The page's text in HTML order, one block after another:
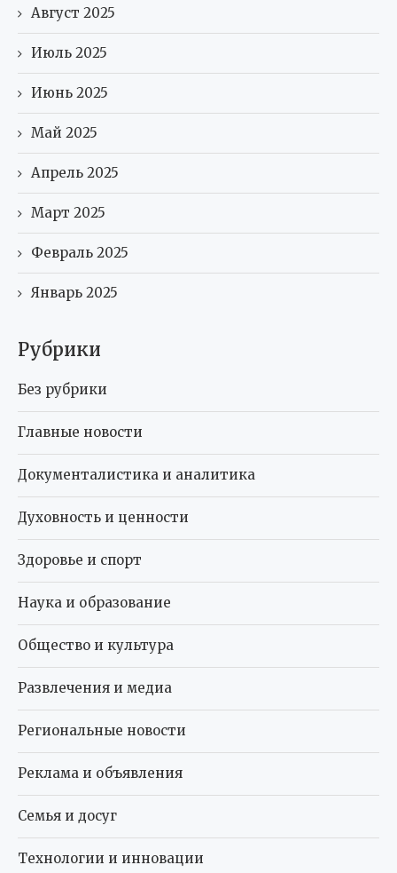
Август 2025
Июль 2025
Июнь 2025
Май 2025
Апрель 2025
Март 2025
Февраль 2025
Январь 2025
Рубрики
Без рубрики
Главные новости
Документалистика и аналитика
Духовность и ценности
Здоровье и спорт
Наука и образование
Общество и культура
Развлечения и медиа
Региональные новости
Реклама и объявления
Семья и досуг
Технологии и инновации